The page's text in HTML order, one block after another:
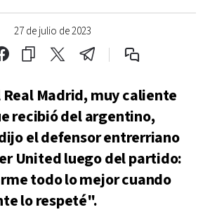
27 de julio de 2023
Madrid, muy caliente
recibió del argentino,
el defensor entrerriano
United luego del partido:
todo lo mejor cuando
lo respeté".